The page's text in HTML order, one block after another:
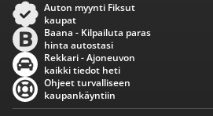
Auton myynti Fiksut
kaupat
Baana - Kilpailuta paras
hinta autostasi
Rekkari - Ajoneuvon
kaikki tiedot heti
Ohjeet turvalliseen
kaupankäyntiin